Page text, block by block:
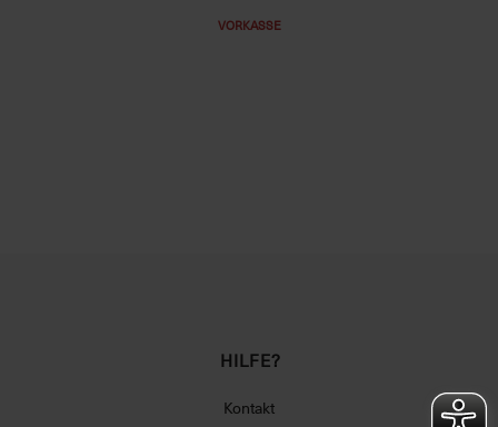
VORKASSE
HILFE?
Kontakt